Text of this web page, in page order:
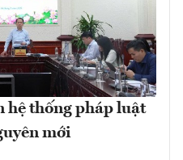
hệ thống pháp luật
mới